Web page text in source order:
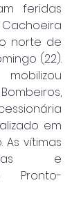
feridas
norte de
(22).
em
vítimas
e
Pronto-